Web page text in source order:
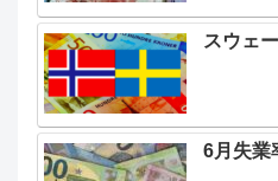
スウェ
6月失